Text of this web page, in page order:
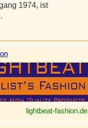
1974, ist
lightbeat-fashion.de